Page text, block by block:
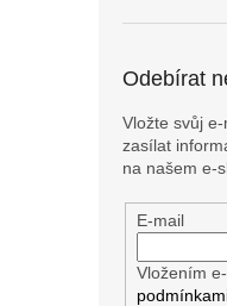
Odebírat
Vložte svůj
zasílat
na našem e-
E-mail
Vložením